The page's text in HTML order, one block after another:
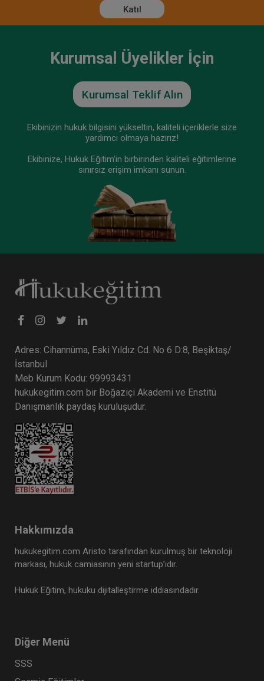
Katıl
Kurumsal Üyelikler İçin
Kurumsal Teklif Alın
Ekibinizin hukuk bilgisini yükseltin, kaliteli içeriklerle size
yardımcı olmaya hazırız!
Ekibinize, Hukuk Eğitim’in birbirinden kaliteli eğitimlerine
sınırsız erişim imkanı sunun.
Adres: Cihannüma, Eski Yıldız Cd. No 6 D:8, Beşiktaş/
İstanbul
Meb Kurum Kodu: 99993431
hukukegitim.com bir Boğaziçi Akademi ve Enstitü
Danışmanlık paydaş kuruluşudur.
Hakkımızda
hukukegitim.com Aristo tarafından kurulmuş bir teknoloji
markası, hukuk camiasının yeni startup’ıdır.
Hukuk Eğitim, hukuku dijitalleştirme iddiasındadır.
Diğer Menü
SSS